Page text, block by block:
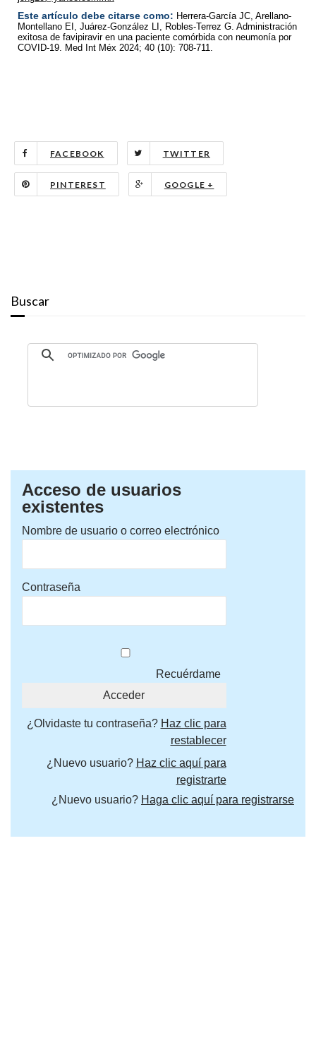
Este artículo debe citarse como: Herrera-García JC, Arellano-
Montellano EI, Juárez-González LI, Robles-Terrez G. Administración
exitosa de favipiravir en una paciente comórbida con neumonía por
COVID-19. Med Int Méx 2024; 40 (10): 708-711.
FACEBOOK TWITTER
PINTEREST GOOGLE +
Buscar
Acceso de usuarios
existentes
Nombre de usuario o correo electrónico
Contraseña
Recuérdame
¿Olvidaste tu contraseña? Haz clic para
restablecer
¿Nuevo usuario? Haz clic aquí para
registrarte
¿Nuevo usuario? Haga clic aquí para registrarse